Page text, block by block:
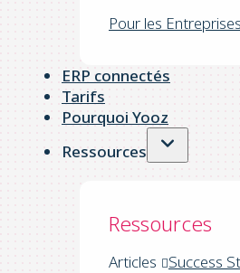
Pour les Entreprises
ERP connectés
Tarifs
Pourquoi Yooz
Ressources
Ressources
Articles Success